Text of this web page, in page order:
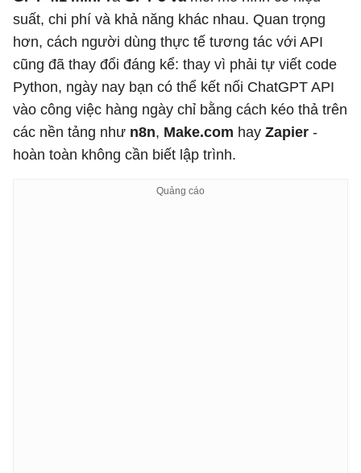
suất, chi phí và khả năng khác nhau. Quan trọng
hơn, cách người dùng thực tế tương tác với API
cũng đã thay đổi đáng kể: thay vì phải tự viết code
Python, ngày nay bạn có thể kết nối ChatGPT API
vào công việc hàng ngày chỉ bằng cách kéo thả trên
các nền tảng như n8n, Make.com hay Zapier -
hoàn toàn không cần biết lập trình.